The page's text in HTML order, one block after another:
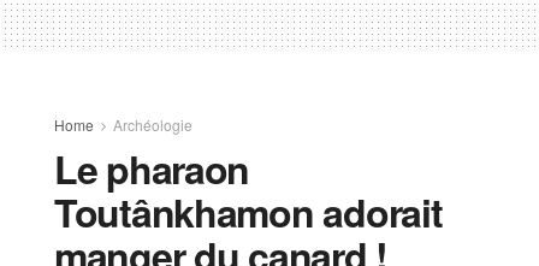
Home Archéologie
Le pharaon
Toutânkhamon adorait